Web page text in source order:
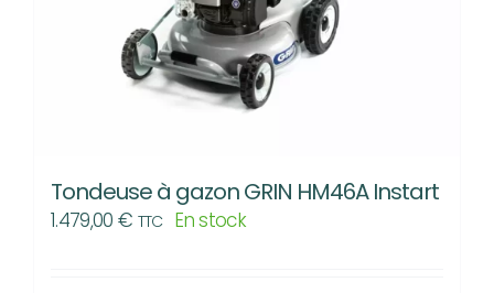
Tondeuse à gazon GRIN HM46A Instart
1.479,00 € TTC En stock